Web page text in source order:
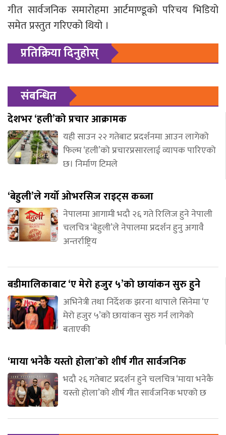
गीत सार्वजनिक समारोहमा आर्टमाण्डूको परिचय भिडियो
समेत प्रस्तुत गरिएको थियो ।
प्रतिक्रिया दिनुहोस्
संबन्धित
देशभर ‘हली’को प्रचार आक्रामक
यही साउन २२ गतेबाट प्रदर्शनमा आउन लागेको
फिल्म ‘हली’को प्रचारप्रसारलाई व्यापक पारिएको
छ। निर्माण टिमले
‘बेहुली’ले गर्यो ओभरसिज राइट्स कब्जा
नेपालमा आगामी भदौ २६ गते रिलिज हुने नेपाली
चलचित्र ‘बेहुली’ले नेपालमा प्रदर्शन हुनु अगावै
अन्तर्राष्ट्रिय
बडीमालिकाबाट ‘ए मेरो हजुर ५’को छायांकन सुरु हुने
अभिनेत्री तथा निर्देशक झरना थापाले सिनेमा ‘ए
मेरो हजुर ५’को छायांकन सुरु गर्न लागेको
बताएकी
‘माया भनेकै यस्तो होला’को शीर्ष गीत सार्वजनिक
भदौ २६ गतेबाट प्रदर्शन हुने चलचित्र ‘माया भनेकै
यस्तो होला’को शीर्ष गीत सार्वजनिक भएको छ